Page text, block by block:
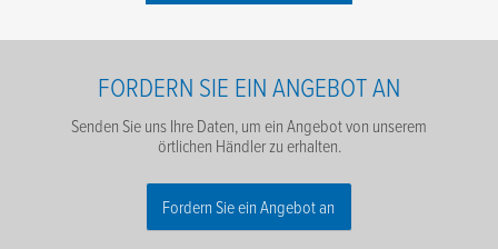
FORDERN SIE EIN ANGEBOT AN
Senden Sie uns Ihre Daten, um ein Angebot von unserem
örtlichen Händler zu erhalten.
Fordern Sie ein Angebot an